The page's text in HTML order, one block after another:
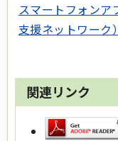
スマートフォンア
支援ネットワーク）
関連リンク